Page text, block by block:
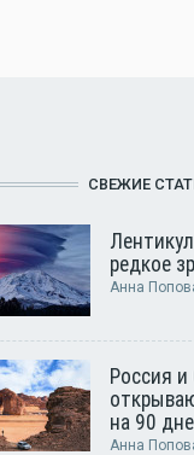
СВЕЖИЕ
редкое
Анна
Россия и
на 90
Анна